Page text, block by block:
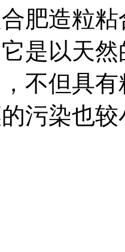
肥造粒
是以天
不但具
污染也